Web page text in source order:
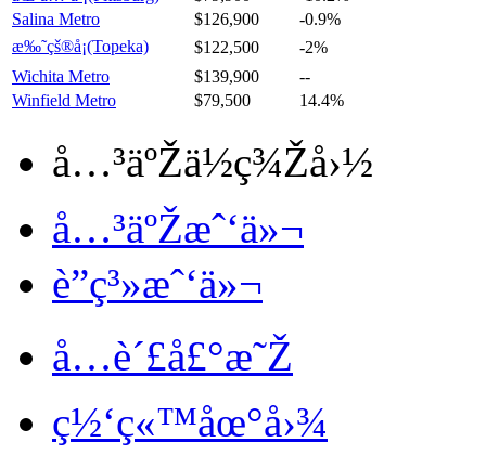
Salina Metro
$126,900
-0.9%
æ‰˜çš®å¡(Topeka)
$122,500
-2%
Wichita Metro
$139,900
--
Winfield Metro
$79,500 14.4%
å…³äºŽä½ç¾Žå›½
å…³äºŽæˆ‘ä»¬
è”ç³»æˆ‘ä»¬
å…è´£å£°æ˜Ž
ç½‘ç«™åœ°å›¾